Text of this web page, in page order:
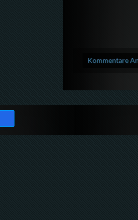
Kommentare